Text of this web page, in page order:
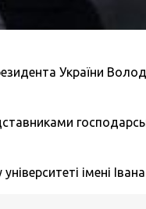
України
імені